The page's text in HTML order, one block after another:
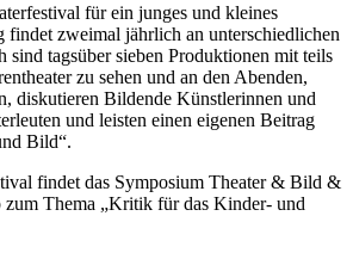
für ein junges und kleines
findet zweimal jährlich an unterschiedlichen
sind tagsüber sieben Produktionen mit teils
zu sehen und an den Abenden,
diskutieren Bildende Künstlerinnen und
und leisten einen eigenen Beitrag
Bild“.
findet das Symposium Theater & Bild &
zum Thema „Kritik für das Kinder- und